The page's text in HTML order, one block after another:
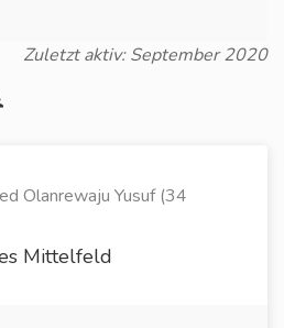
Zuletzt aktiv: September 2020
Olanrewaju Yusuf (34
Mittelfeld